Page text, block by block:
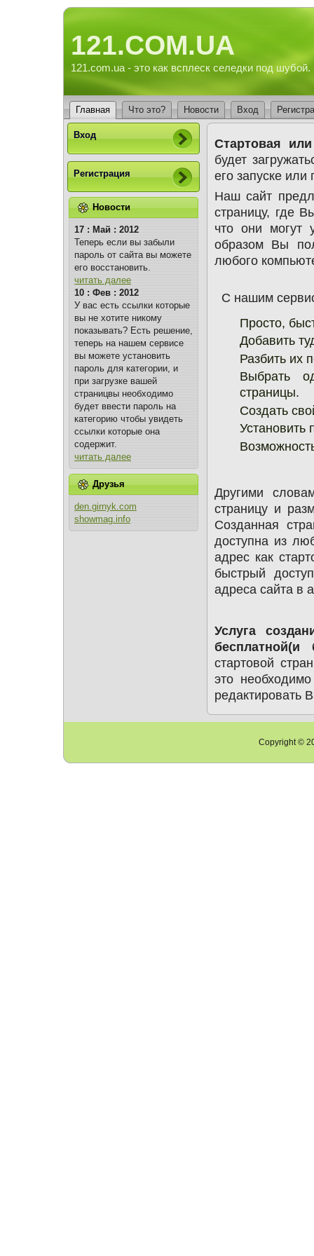
121.COM.UA
121.com.ua - это как всплеск селедки под шубой.
Главная Что это? Новости Вход
Вход
Регистрация
Новости
17 : Май : 2012
Теперь если вы забыли
пароль от сайта вы можете
его восстановить.
читать далее
10 : Фев : 2012
У вас есть ссылки которые
вы не хотите никому
показывать? Есть решение,
теперь на нашем сервисе
вы можете установить
пароль для категории, и
при загрузке вашей
страницвы необходимо
будет ввести пароль на
категорию чтобы увидеть
ссылки которые она
содержит.
читать далее
Друзья
den.girnyk.com
showmag.info
Стартовая
будет
его запуске
Наш сайт
страницу, где
что они могут
образом Вы
любого
С нашим
Просто,
Добавить
Разбить их
Выбрать
страницы.
Создать
Установить
Другими
страницу и
Созданная
доступна из
адрес как
быстрый
адреса сайта в
Услуга
стартовой
это
редактировать
Copyright ©